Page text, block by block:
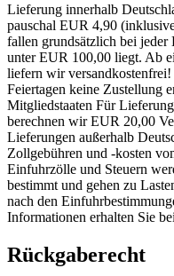
Lieferung innerhalb
pauschal EUR 4,90
fallen grundsätzlich bei
unter EUR 100,00 liegt. Ab
liefern wir versandkostenfrei!
Feiertagen keine Zustellung
Mitgliedstaaten Für
berechnen wir EUR 20,00
Lieferungen außerhalb
Zollgebühren und -kosten
Einfuhrzölle und Steuern
bestimmt und gehen zu
nach den
Informationen erhalten Sie
Rückgaberecht